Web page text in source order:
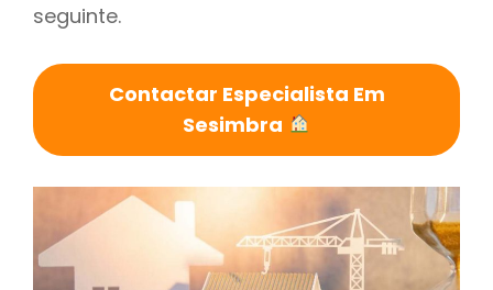
seguinte.
Contactar Especialista Em
Sesimbra